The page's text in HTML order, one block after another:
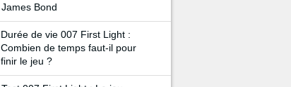
James Bond
Durée de vie 007 First Light :
Combien de temps faut-il pour
finir le jeu ?